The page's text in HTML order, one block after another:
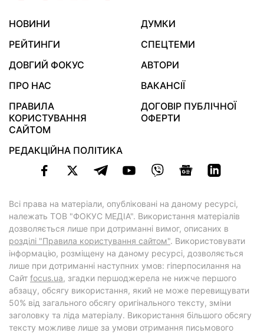
НОВИНИ
ДУМКИ
РЕЙТИНГИ
СПЕЦТЕМИ
ДОВГИЙ ФОКУС
АВТОРИ
ПРО НАС
ВАКАНСІЇ
ПРАВИЛА
КОРИСТУВАННЯ
САЙТОМ
ДОГОВІР ПУБЛІЧНОЇ
ОФЕРТИ
РЕДАКЦІЙНА ПОЛІТИКА
Всі права на матеріали, опубліковані на даному ресурсі,
належать ТОВ "ФОКУС МЕДІА". Використання матеріалів
дозволяється лише при дотриманні вимог, описаних в
розділі "Правила користування сайтом". Використовувати
інформацію, розміщену на даному ресурсі, дозволяється
лише при дотриманні наступних умов: гіперпосилання на
Cайт focus.ua, згадки першоджерела не нижче першого
абзацу, обсягу використання, який не може перевищувати
50% від загального обсягу оригінального тексту, зміни
заголовку та ліда матеріалу. Використання більшого обсягу
тексту можливе лише за умови отримання письмового